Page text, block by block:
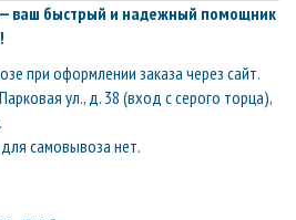
ваш быстрый и надежный помощник
при оформлении заказа через сайт.
ул., д. 38 (вход с серого торца),
самовывоза нет.